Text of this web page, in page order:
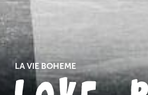
LA VIE BOHEME